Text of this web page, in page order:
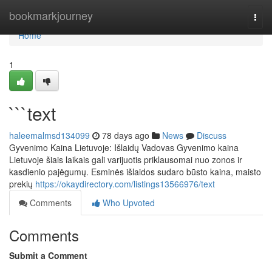
bookmarkjourney
Home
Home
1
```text
haleemalmsd134099 78 days ago News
Discuss
Gyvenimo Kaina Lietuvoje: Išlaidų Vadovas Gyvenimo kaina
Lietuvoje šiais laikais gali varijuotis priklausomai nuo zonos ir
kasdienio pajėgumų. Esminės išlaidos sudaro būsto kaina, maisto
prekių https://okaydirectory.com/listings13566976/text
Comments
Who Upvoted
Comments
Submit a Comment